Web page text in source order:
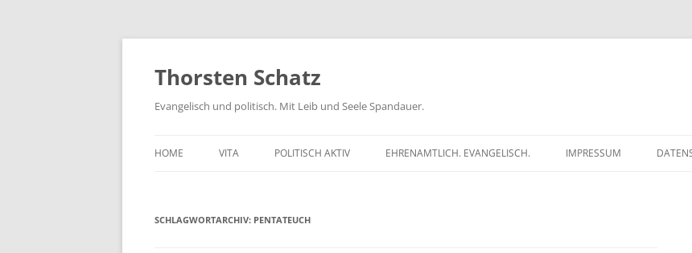
Zum
springen
Thorsten Schatz
Evangelisch und politisch. Mit Leib und Seele Spandauer.
HOME VITA POLITISCH AKTIV
SCHRIFTLICHE ANFRAGEN
EHRENAMTLICH. EVANGELISCH. IMPRESSUM
SCHLAGWORTARCHIV: PENTATEUCH